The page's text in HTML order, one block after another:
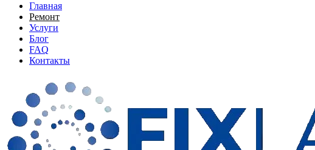
Главная
Ремонт
Услуги
Блог
FAQ
Контакты